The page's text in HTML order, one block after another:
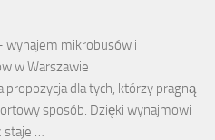
wynajem mikrobusów i
w Warszawie
dla tych, którzy pragną
sposób. Dzięki wynajmowi
staje …